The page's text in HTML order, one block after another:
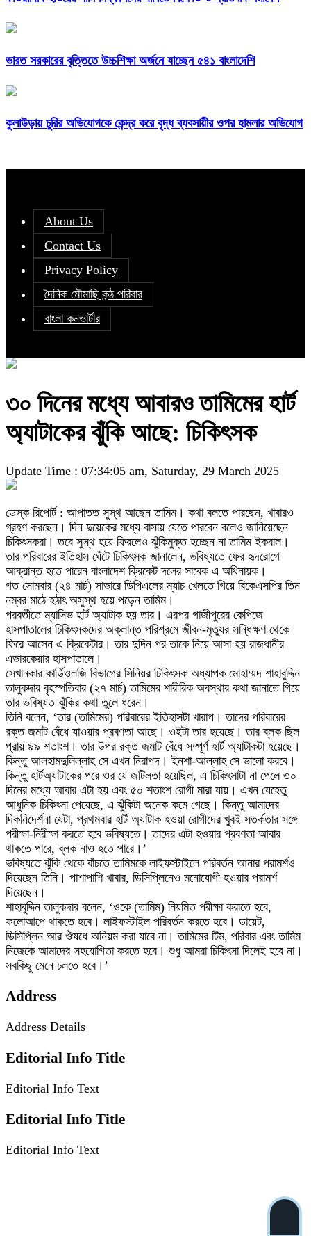
ভারত সরকারের বৃত্তিতে উচ্চশিক্ষা অর্জনে যাচ্ছেন ৫৪১ বাংলাদেশি
কুলাউড়ায় চুরির অভিযোগকে কেন্দ্র করে বৃদ্ধ ব্যবসায়ীর ওপর হামলার অভিযোগ
About Us
Contact Us
Privacy Policy
দৈনিক মৌমাছি কন্ঠ পরিবার
বাংলা কনভার্টার
৩০ দিনের মধ্যে আবারও তামিমের হার্ট
অ্যাটাকের ঝুঁকি আছে: চিকিৎসক
Update Time : 07:34:05 am, Saturday, 29 March 2025
ডেস্ক রিপোর্ট : আপাতত সুস্থ আছেন তামিম। কথা বলতে পারছেন, খাবারও
গ্রহণ করছেন। দিন দুয়েকের মধ্যে বাসায় যেতে পারবেন বলেও জানিয়েছেন
চিকিৎসকরা। তবে সুস্থ হয়ে ফিরলেও ঝুঁকিমুক্ত হচ্ছেন না তামিম ইকবাল।
তার পরিবারের ইতিহাস ঘেঁটে চিকিৎসক জানালেন, ভবিষ্যতে ফের হৃদরোগে
আক্রান্ত হতে পারেন বাংলাদেশ ক্রিকেট দলের সাবেক এ অধিনায়ক।
গত সোমবার (২৪ মার্চ) সাভারে ডিপিএলের ম্যাচ খেলতে গিয়ে বিকেএসপির তিন
নম্বর মাঠে হঠাৎ অসুস্থ হয়ে পড়েন তামিম।
পরবর্তীতে ম্যাসিভ হার্ট অ্যাটাক হয় তার। এরপর গাজীপুরের কেপিজে
হাসপাতালের চিকিৎসকদের অক্লান্ত পরিশ্রমে জীবন-মৃত্যুর সন্ধিক্ষণ থেকে
ফিরে আসেন এ ক্রিকেটার। তার দুদিন পর তাকে নিয়ে আসা হয় রাজধানীর
এভারকেয়ার হাসপাতালে।
সেখানকার কার্ডিওলজি বিভাগের সিনিয়র চিকিৎসক অধ্যাপক মোহাম্মদ শাহাবুদ্দিন
তালুকদার বৃহস্পতিবার (২৭ মার্চ) তামিমের শারীরিক অবস্থার কথা জানাতে গিয়ে
তার ভবিষ্যত ঝুঁকির কথা তুলে ধরেন।
তিনি বলেন, ‘তার (তামিমের) পরিবারের ইতিহাসটা খারাপ। তাদের পরিবারের
রক্ত জমাট বেঁধে যাওয়ার প্রবণতা আছে। ওইটা তার হয়েছে। তার ব্লক ছিল
প্রায় ৯৯ শতাংশ। তার উপর রক্ত জমাট বেঁধে সম্পূর্ণ হার্ট অ্যাটাকটা হয়েছে।
কিন্তু আলহামদুলিল্লাহ সে এখন নিরাপদ। ইনশা-আল্লাহ সে ভালো করবে।
কিন্তু হার্টঅ্যাটাকের পরে ওর যে জটিলতা হয়েছিল, এ চিকিৎসাটা না পেলে ৩০
দিনের মধ্যে আবার এটা হয় এবং ৫০ শতাংশ রোগী মারা যায়। এখন যেহেতু
আধুনিক চিকিৎসা পেয়েছে, এ ঝুঁকিটা অনেক কমে গেছে। কিন্তু আমাদের
দিকনিদের্শনা যেটা, প্রথমবার হার্ট অ্যাটাক হওয়া রোগীদের খুবই সতর্কতার সঙ্গে
পরীক্ষা-নিরীক্ষা করতে হবে ভবিষ্যতে। তাদের এটা হওয়ার প্রবণতা আবার
থাকতে পারে, ব্লক নাও হতে পারে।’
ভবিষ্যতে ঝুঁকি থেকে বাঁচতে তামিমকে লাইফস্টাইলে পরিবর্তন আনার পরামর্শও
দিয়েছেন তিনি। পাশাপাশি খাবার, ডিসিপ্লিনেও মনোযোগী হওয়ার পরামর্শ
দিয়েছেন।
শাহাবুদ্দিন তালুকদার বলেন, ‘ওকে (তামিম) নিয়মিত পরীক্ষা করাতে হবে,
ফলোআপে থাকতে হবে। লাইফস্টাইল পরিবর্তন করতে হবে। ডায়েট,
ডিসিপ্লিন আর ঔষধে অনিয়ম করা যাবে না। তামিমের টিম, পরিবার এবং তামিম
নিজেকে আমাদের সহযোগিতা করতে হবে। শুধু আমরা চিকিৎসা দিলেই হবে না।
সবকিছু মেনে চলতে হবে।’
Address
Address Details
Editorial Info Title
Editorial Info Text
Editorial Info Title
Editorial Info Text